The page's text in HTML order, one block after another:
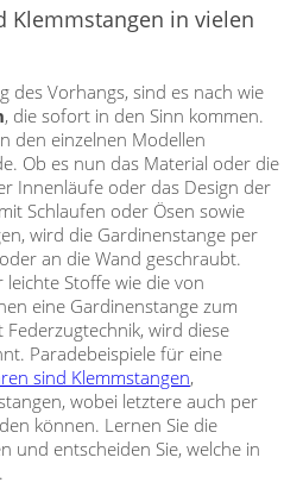
Maß
Standard-
Zubehör
Klemmstangen in vielen
des Vorhangs, sind es nach wie
, die sofort in den Sinn kommen.
den einzelnen Modellen
Ob es nun das Material oder die
Innenläufe oder das Design der
Schlaufen oder Ösen sowie
wird die Gardinenstange per
an die Wand geschraubt.
Stoffe wie die von
eine Gardinenstange zum
wird diese
Paradebeispiele für eine
sind Klemmstangen,
wobei letztere auch per
können. Lernen Sie die
und entscheiden Sie, welche in